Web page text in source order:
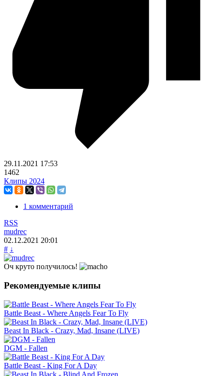
29.11.2021 17:53
1462
Клипы 2024
1 комментарий
RSS
mudrec
02.12.2021 20:01
# ↓
Оч круто получилось!
Рекомендуемые клипы
Battle Beast - Where Angels Fear To Fly
Beast In Black - Crazy, Mad, Insane (LIVE)
DGM - Fallen
Battle Beast - King For A Day